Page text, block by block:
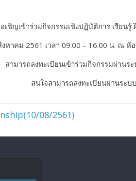
เชิญเข้าร่วมกิจกรรมเชิงปฏิบัติการ เรียน
หาคม 2561 เวลา 09.00 – 16.00 น. ณ ห้
สามารถลงทะเบียนเข้าร่วมกิจกรรมผ่านร
สนใจสามารถลงทะเบียนผ่านระ
08/2561)